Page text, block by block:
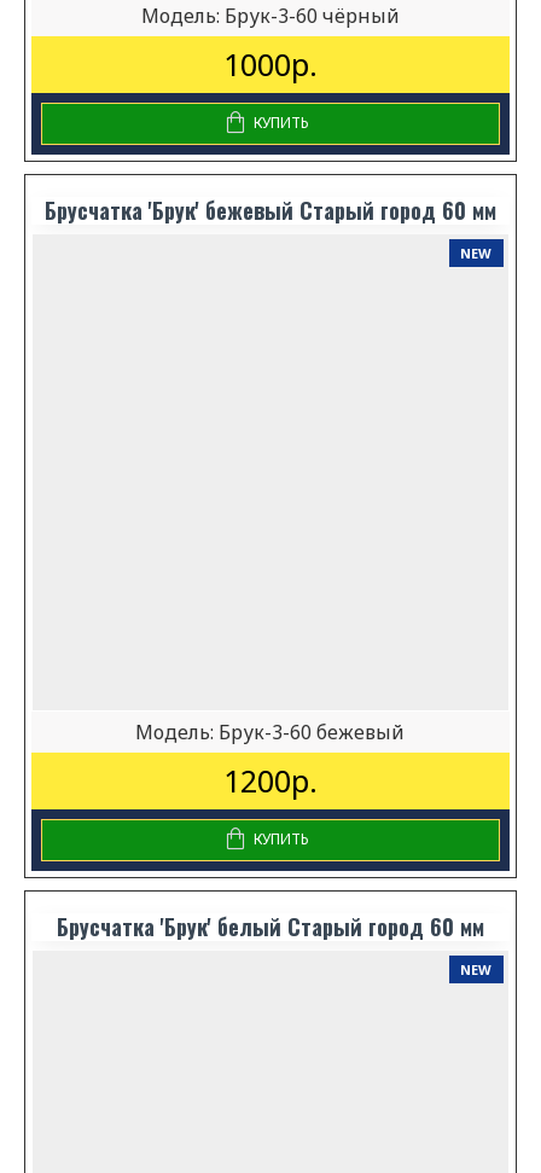
Модель: Брук-3-60 чёрный
1000р.
КУПИТЬ
Брусчатка 'Брук' бежевый Старый город 60 мм
NEW
Модель: Брук-3-60 бежевый
1200р.
КУПИТЬ
Брусчатка 'Брук' белый Старый город 60 мм
NEW